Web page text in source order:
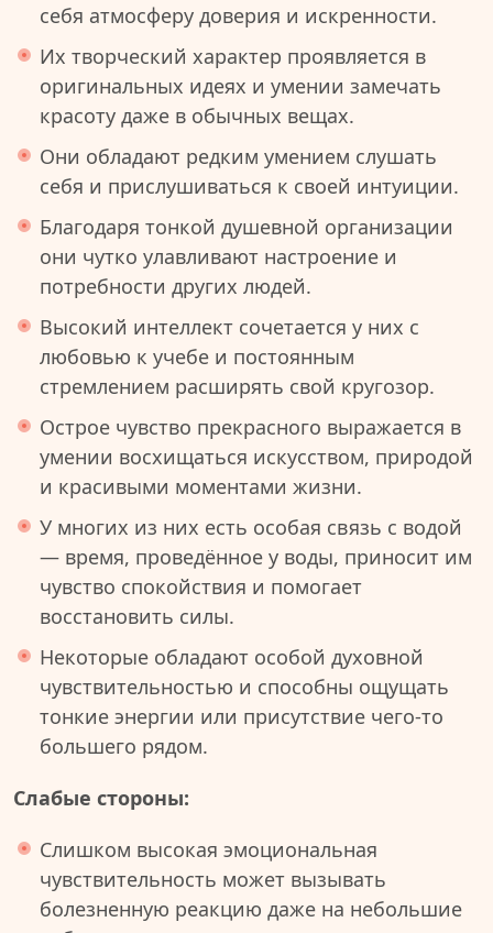
себя атмосферу доверия и искренности.
Их творческий характер проявляется в
оригинальных идеях и умении замечать
красоту даже в обычных вещах.
Они обладают редким умением слушать
себя и прислушиваться к своей интуиции.
Благодаря тонкой душевной организации
они чутко улавливают настроение и
потребности других людей.
Высокий интеллект сочетается у них с
любовью к учебе и постоянным
стремлением расширять свой кругозор.
Острое чувство прекрасного выражается в
умении восхищаться искусством, природой
и красивыми моментами жизни.
У многих из них есть особая связь с водой
— время, проведённое у воды, приносит им
чувство спокойствия и помогает
восстановить силы.
Некоторые обладают особой духовной
чувствительностью и способны ощущать
тонкие энергии или присутствие чего-то
большего рядом.
Слабые стороны:
Слишком высокая эмоциональная
чувствительность может вызывать
болезненную реакцию даже на небольшие